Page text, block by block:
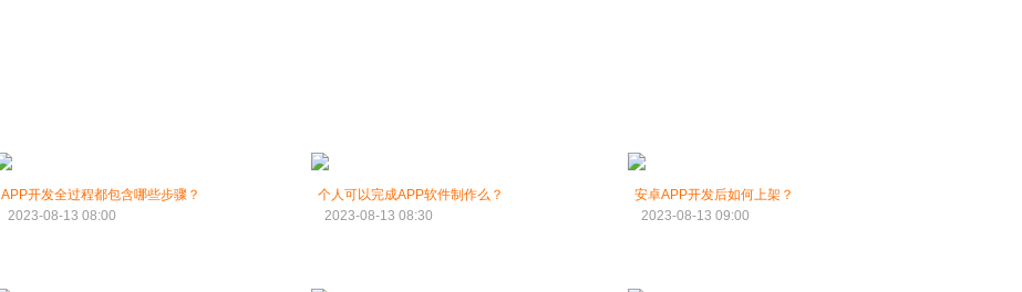
APP开发全过程都包含哪些步骤？
2023-08-13 08:00
个人可以完成APP软件制作么？
2023-08-13 08:30
安卓APP开发后如何上架？
2023-08-13 09:00